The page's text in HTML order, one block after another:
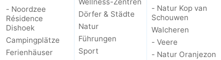
Zoutelande
-
Natur
Walcherse
-
Vlissingen
-
- Noordzee
Résidence
Dishoek
Campingplätze
Ferienhäuser
Dörfer & Städte
Natur
Führungen
Sport
- Natur Kop van
Schouwen
Walcheren
- Veere
- Natur Oranjezon